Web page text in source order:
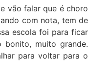
vão falar que é choro
com nota, tem de
escola foi para ficar
bonito, muito grande.
para voltar para o